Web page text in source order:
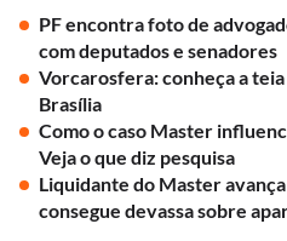
PF encontra foto de
com deputados e senadores
Vorcarosfera: conheça a
Brasília
Como o caso Master
Veja o que diz pesquisa
Liquidante do Master
consegue devassa sobre